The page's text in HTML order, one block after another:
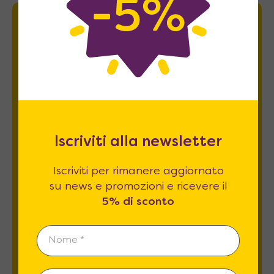
Newsletter
Iscriviti per rimanere aggiornato su news
privacy *
REGISTRATI
Iscriviti alla newsletter
Iscriviti per rimanere aggiornato
su news e promozioni e ricevere il
5% di sconto